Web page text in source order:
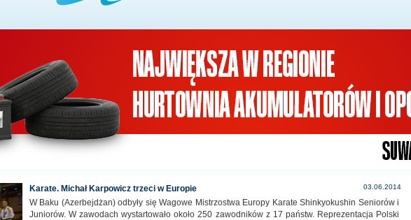
03.06.2014
Karate. Michał Karpowicz trzeci w Europie
W Baku (Azerbejdżan) odbyły się Wagowe Mistrzostwa Europy Karate Shinkyokushin Seniorów i
Juniorów. W zawodach wystartowało około 250 zawodników z 17 państw. Reprezentacja Polski